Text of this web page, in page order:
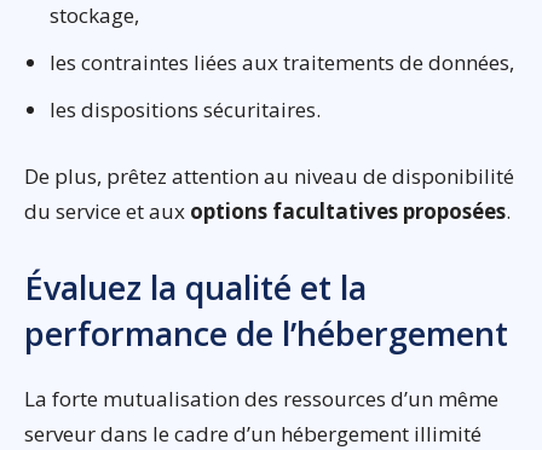
stockage,
les contraintes liées aux traitements de données,
les dispositions sécuritaires.
De plus, prêtez attention au niveau de disponibilité
du service et aux options facultatives proposées.
Évaluez la qualité et la
performance de l’hébergement
La forte mutualisation des ressources d’un même
serveur dans le cadre d’un hébergement illimité